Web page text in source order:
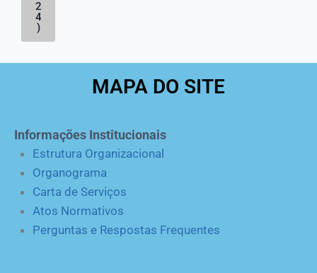
2
4
)
MAPA DO SITE
Informações Institucionais
Estrutura Organizacional
Organograma
Carta de Serviços
Atos Normativos
Perguntas e Respostas Frequentes